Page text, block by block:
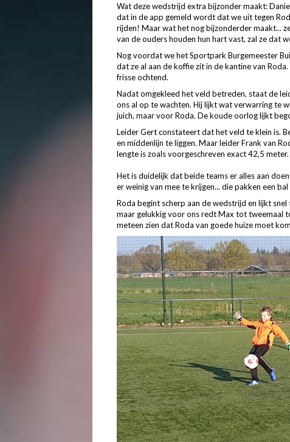
Wat deze wedstrijd extra bijzonder maakt:
dat in de app gemeld wordt dat we uit tegen
rijden! Maar wat het nog bijzonderder maakt...
van de ouders houden hun hart vast, zal ze dat
Nog voordat we het Sportpark Burgemeester
dat ze al aan de koffie zit in de kantine van
frisse ochtend.
Nadat omgekleed het veld betreden, staat de
ons al op te wachten. Hij lijkt wat verwarring te
juich, maar voor Roda. De koude oorlog lijkt
Leider Gert constateert dat het veld te klein is.
en middenlijn te liggen. Maar leider Frank van
lengte is zoals voorgeschreven exact 42,5 meter.
Het is duidelijk dat beide teams er alles aan
er weinig van mee te krijgen... die pakken een
Roda begint scherp aan de wedstrijd en lijkt
maar gelukkig voor ons redt Max tot tweemaal
meteen zien dat Roda van goede huize moet